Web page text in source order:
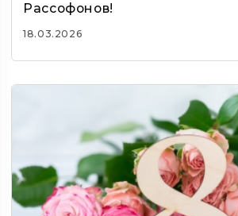
Рассофонов!
18.03.2026